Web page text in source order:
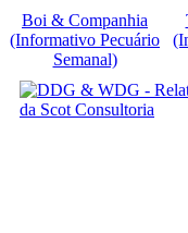
Boi & Companhia
(Informativo Pecuário
Semanal)